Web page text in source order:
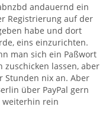
andauernd ein
Registrierung auf der
habe und dort
eins einzurichten.
man sich ein Paßwort
zuschicken lassen, aber
Stunden nix an. Aber
über PayPal gern
weiterhin rein